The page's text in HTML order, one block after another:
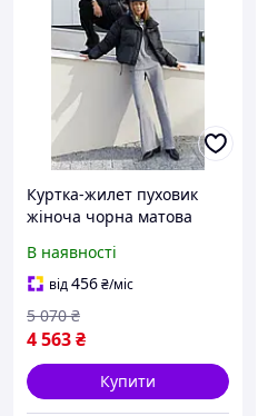
Куртка-жилет пуховик
жіноча чорна матова
Зима
В наявності
від456₴/міс
4 563₴
5 070 ₴
Купити